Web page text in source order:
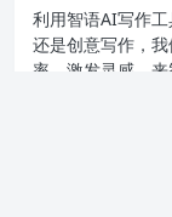
利用智语AI写作
还是创意写作，
率，激发灵感。